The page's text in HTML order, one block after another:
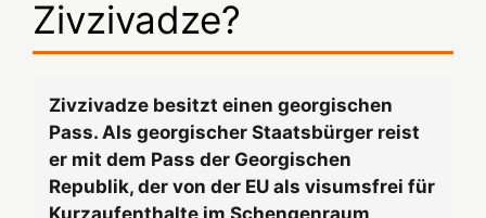
Zivzivadze?
Zivzivadze besitzt einen georgischen
Pass. Als georgischer Staatsbürger reist
er mit dem Pass der Georgischen
Republik, der von der EU als visumsfrei für
Kurzaufenthalte im Schengenraum